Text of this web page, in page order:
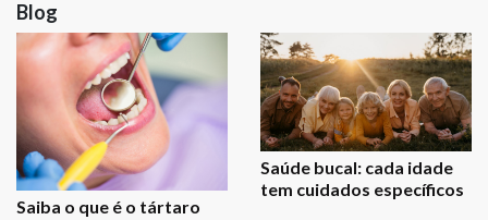
Blog
Saiba o que é o tártaro
Saúde bucal: cada idade
tem cuidados específicos